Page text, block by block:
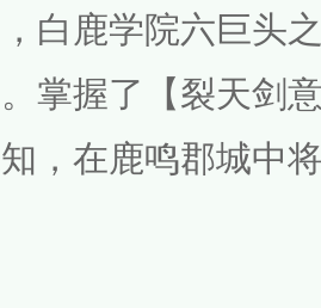
白鹿学院六巨头
掌握了【裂天剑
，在鹿鸣郡城中